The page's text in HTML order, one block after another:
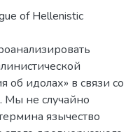
of Hellenistic
об идолах» в связи со
Мы не случайно
язычество